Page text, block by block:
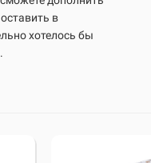
в
хотелось бы